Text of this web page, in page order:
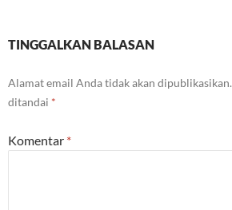
TINGGALKAN BALASAN
Alamat email Anda tidak akan dipublikasikan.
ditandai *
Komentar *